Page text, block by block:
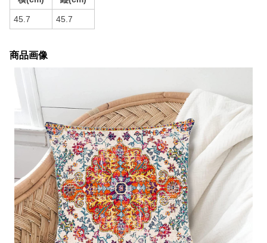
45.7 45.7
商品画像